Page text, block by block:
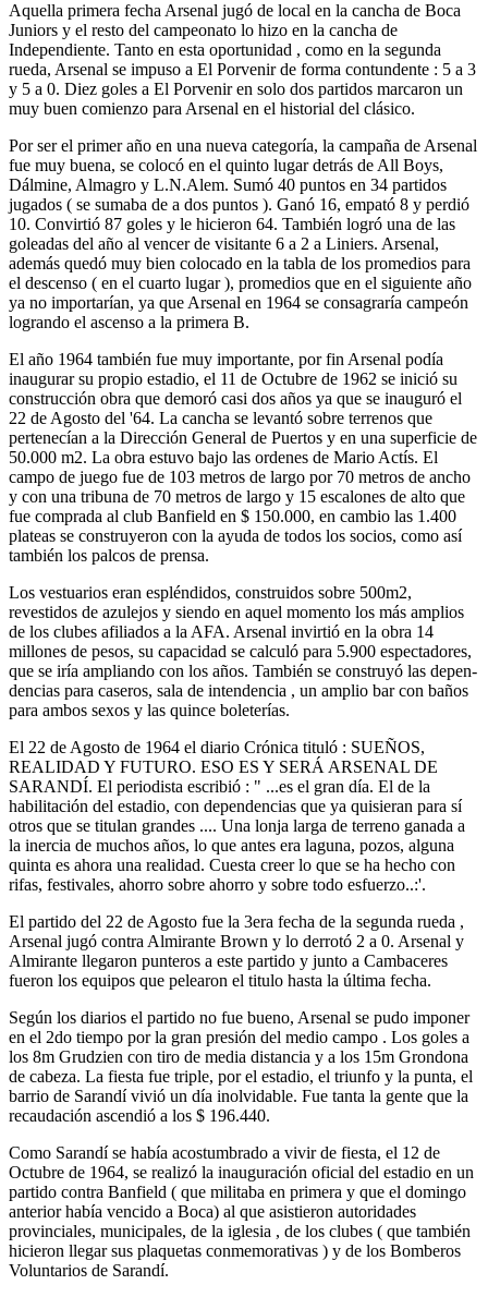
Aquella primera fecha Arsenal jugó de local en la cancha de Boca
Juniors y el resto del campeonato lo hizo en la cancha de
Independiente. Tanto en esta oportunidad , como en la segunda
rueda, Arsenal se impuso a El Porvenir de forma contundente : 5 a 3
y 5 a 0. Diez goles a El Porvenir en solo dos partidos marcaron un
muy buen comienzo para Arsenal en el historial del clásico.
Por ser el primer año en una nueva categoría, la campaña de Arsenal
fue muy buena, se colocó en el quinto lugar detrás de All Boys,
Dálmine, Almagro y L.N.Alem. Sumó 40 puntos en 34 partidos
jugados ( se sumaba de a dos puntos ). Ganó 16, empató 8 y perdió
10. Convirtió 87 goles y le hicieron 64. También logró una de las
goleadas del año al vencer de visitante 6 a 2 a Liniers. Arsenal,
además quedó muy bien colocado en la tabla de los promedios para
el des­censo ( en el cuarto lugar ), promedios que en el siguiente año
ya no importa­rían, ya que Arsenal en 1964 se consa­graría campeón
logrando el ascenso a la primera B.
El año 1964 también fue muy importante, por fin Arsenal podía
inaugurar su propio estadio, el 11 de Octubre de 1962 se inició su
construcción obra que demoró casi dos años ya que se inauguró el
22 de Agosto del '64. La cancha se levantó sobre terrenos que
pertenecían a la Dirección General de Puertos y en una superficie de
50.000 m2. La obra estuvo bajo las ordenes de Mario Actís. El
campo de juego fue de 103 metros de largo por 70 me­tros de ancho
y con una tribuna de 70 metros de largo y 15 escalones de alto que
fue comprada al club Banfield en $ 150.000, en cambio las 1.400
plateas se construyeron con la ayuda de todos los socios, como así
también los palcos de prensa.
Los vestuarios eran espléndidos, construidos sobre 500m2,
revestidos de azulejos y siendo en aquel momento los más amplios
de los clubes afiliados a la AFA. Arsenal invirtió en la obra 14
millones de pesos, su capacidad se calculó para 5.900 espectado­res,
que se iría ampliando con los años. También se construyó las depen­
dencias para caseros, sala de inten­dencia , un amplio bar con baños
para ambos sexos y las quince boleterías.
El 22 de Agosto de 1964 el diario Crónica tituló : SUEÑOS,
REALIDAD Y FUTURO. ESO ES Y SERÁ ARSENAL DE
SARANDÍ. El periodista escribió : " ...es el gran día. El de la
habilitación del estadio, con dependencias que ya quisieran para sí
otros que se titulan grandes .... Una lonja larga de terreno ganada a
la inercia de muchos años, lo que antes era laguna, pozos, alguna
quinta es ahora una realidad. Cuesta creer lo que se ha hecho con
rifas, festivales, ahorro sobre ahorro y sobre todo esfuerzo..:'.
El partido del 22 de Agosto fue la 3era fecha de la segunda rueda ,
Arsenal jugó contra Almirante Brown y lo derrotó 2 a 0. Arsenal y
Almirante llegaron punteros a este partido y junto a Cambaceres
fueron los equipos que pelearon el titulo hasta la última fecha.
Según los diarios el partido no fue bueno, Arsenal se pudo imponer
en el 2do tiempo por la gran presión del medio campo . Los goles a
los 8m Grudzien con tiro de media distancia y a los 15m Grondona
de cabeza. La fiesta fue triple, por el estadio, el triunfo y la punta, el
barrio de Sarandí vivió un día inolvidable. Fue tanta la gente que la
recaudación ascendió a los $ 196.440.
Como Sarandí se había acostumbrado a vivir de fiesta, el 12 de
Octubre de 1964, se realizó la inauguración oficial del estadio en un
partido contra Banfield ( que militaba en primera y que el domingo
anterior había vencido a Boca) al que asistieron autoridades
provinciales, municipales, de la iglesia , de los clubes ( que también
hicieron llegar sus plaquetas conme­morativas ) y de los Bomberos
Voluntarios de Sarandí.